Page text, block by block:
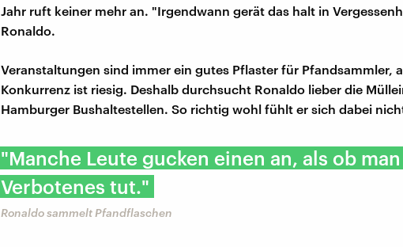
Jahr ruft keiner mehr an. "Irgendwann gerät das halt in
Ronaldo.
Veranstaltungen sind immer ein gutes Pflaster für Pfandsammler,
Konkurrenz ist riesig. Deshalb durchsucht Ronaldo lieber die
Hamburger Bushaltestellen. So richtig wohl fühlt er sich dabei
"Manche Leute gucken einen an, als ob
Verbotenes tut."
Ronaldo sammelt Pfandflaschen